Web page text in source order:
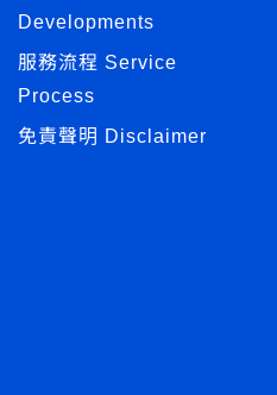
Developments
服務流程 Service
Process
免責聲明 Disclaimer